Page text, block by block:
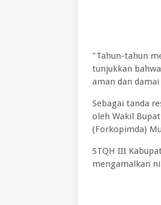
"Tahun-tahun
tunjukkan
aman dan
Sebagai tanda
oleh Wakil
(Forkopimda)
STQH III
mengamalkan